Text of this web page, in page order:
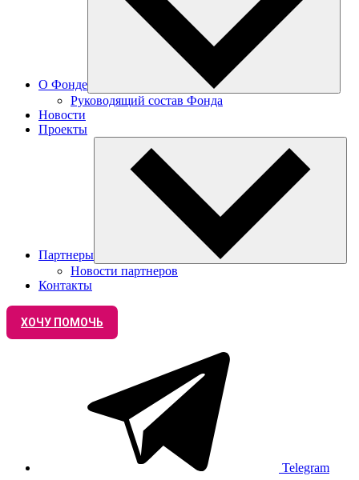
О Фонде
Руководящий состав Фонда
Новости
Проекты
Партнеры
Новости партнеров
Контакты
ХОЧУ ПОМОЧЬ
Telegram